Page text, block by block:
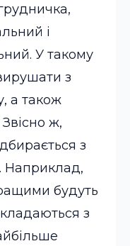
і
У такому
з
а також
Звісно ж,
з
Наприклад,
будуть
з